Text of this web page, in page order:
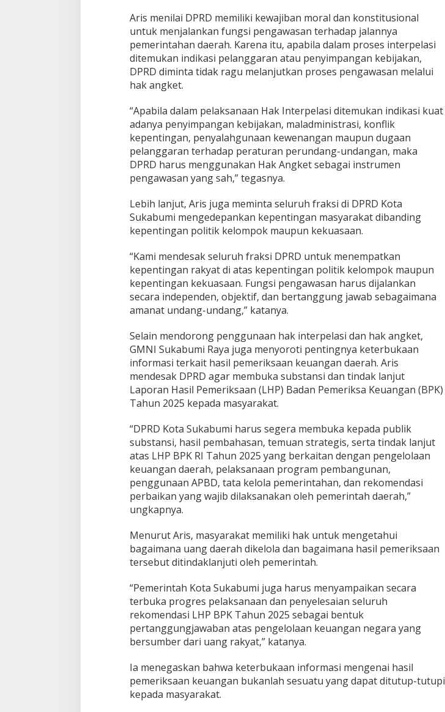
2
5
D
i
b
u
k
e
P
u
b
i
k
Aris menilai DPRD memiliki kewajiban moral dan konstitusional
untuk menjalankan fungsi pengawasan terhadap jalannya
pemerintahan daerah. Karena itu, apabila dalam proses interpelasi
ditemukan indikasi pelanggaran atau penyimpangan kebijakan,
DPRD diminta tidak ragu melanjutkan proses pengawasan melalui
hak angket.
“Apabila dalam pelaksanaan Hak Interpelasi ditemukan indikasi kuat
adanya penyimpangan kebijakan, maladministrasi, konflik
kepentingan, penyalahgunaan kewenangan maupun dugaan
pelanggaran terhadap peraturan perundang-undangan, maka
DPRD harus menggunakan Hak Angket sebagai instrumen
pengawasan yang sah,” tegasnya.
Lebih lanjut, Aris juga meminta seluruh fraksi di DPRD Kota
Sukabumi mengedepankan kepentingan masyarakat dibanding
kepentingan politik kelompok maupun kekuasaan.
“Kami mendesak seluruh fraksi DPRD untuk menempatkan
kepentingan rakyat di atas kepentingan politik kelompok maupun
kepentingan kekuasaan. Fungsi pengawasan harus dijalankan
secara independen, objektif, dan bertanggung jawab sebagaimana
amanat undang-undang,” katanya.
Selain mendorong penggunaan hak interpelasi dan hak angket,
GMNI Sukabumi Raya juga menyoroti pentingnya keterbukaan
informasi terkait hasil pemeriksaan keuangan daerah. Aris
mendesak DPRD agar membuka substansi dan tindak lanjut
Laporan Hasil Pemeriksaan (LHP) Badan Pemeriksa Keuangan (BPK)
Tahun 2025 kepada masyarakat.
“DPRD Kota Sukabumi harus segera membuka kepada publik
substansi, hasil pembahasan, temuan strategis, serta tindak lanjut
atas LHP BPK RI Tahun 2025 yang berkaitan dengan pengelolaan
keuangan daerah, pelaksanaan program pembangunan,
penggunaan APBD, tata kelola pemerintahan, dan rekomendasi
perbaikan yang wajib dilaksanakan oleh pemerintah daerah,”
ungkapnya.
Menurut Aris, masyarakat memiliki hak untuk mengetahui
bagaimana uang daerah dikelola dan bagaimana hasil pemeriksaan
tersebut ditindaklanjuti oleh pemerintah.
“Pemerintah Kota Sukabumi juga harus menyampaikan secara
terbuka progres pelaksanaan dan penyelesaian seluruh
rekomendasi LHP BPK Tahun 2025 sebagai bentuk
pertanggungjawaban atas pengelolaan keuangan negara yang
bersumber dari uang rakyat,” katanya.
Ia menegaskan bahwa keterbukaan informasi mengenai hasil
pemeriksaan keuangan bukanlah sesuatu yang dapat ditutup-tutupi
kepada masyarakat.